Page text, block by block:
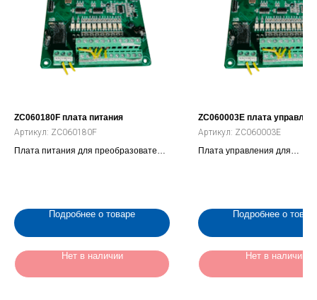
ZC060180F плата питания
Артикул: ZC060180F
Плата питания для преобразователя
Подробнее о товаре
Нет в наличии
ZC060003E плата
Артикул: ZC060003E
Плата управления для
Подробнее о
Нет в наличии